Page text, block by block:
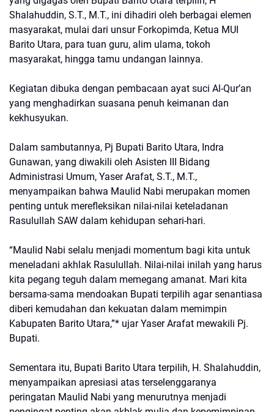
Shalahuddin, S.T., M.T., ini dihadiri oleh berbagai elemen
masyarakat, mulai dari unsur Forkopimda, Ketua MUI
Barito Utara, para tuan guru, alim ulama, tokoh
masyarakat, hingga tamu undangan lainnya.
Kegiatan dibuka dengan pembacaan ayat suci Al-Qur’an
yang menghadirkan suasana penuh keimanan dan
kekhusyukan.
Dalam sambutannya, Pj Bupati Barito Utara, Indra
Gunawan, yang diwakili oleh Asisten III Bidang
Administrasi Umum, Yaser Arafat, S.T., M.T.,
menyampaikan bahwa Maulid Nabi merupakan momen
penting untuk merefleksikan nilai-nilai keteladanan
Rasulullah SAW dalam kehidupan sehari-hari.
“Maulid Nabi selalu menjadi momentum bagi kita untuk
meneladani akhlak Rasulullah. Nilai-nilai inilah yang harus
kita pegang teguh dalam memegang amanat. Mari kita
bersama-sama mendoakan Bupati terpilih agar senantiasa
diberi kemudahan dan kekuatan dalam memimpin
Kabupaten Barito Utara,”* ujar Yaser Arafat mewakili Pj.
Bupati.
Sementara itu, Bupati Barito Utara terpilih, H. Shalahuddin,
menyampaikan apresiasi atas terselenggaranya
peringatan Maulid Nabi yang menurutnya menjadi